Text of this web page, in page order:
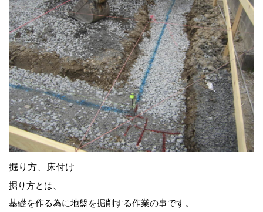
掘り方、床付け
掘り方とは、
基礎を作る為に地盤を掘削する作業の事です。